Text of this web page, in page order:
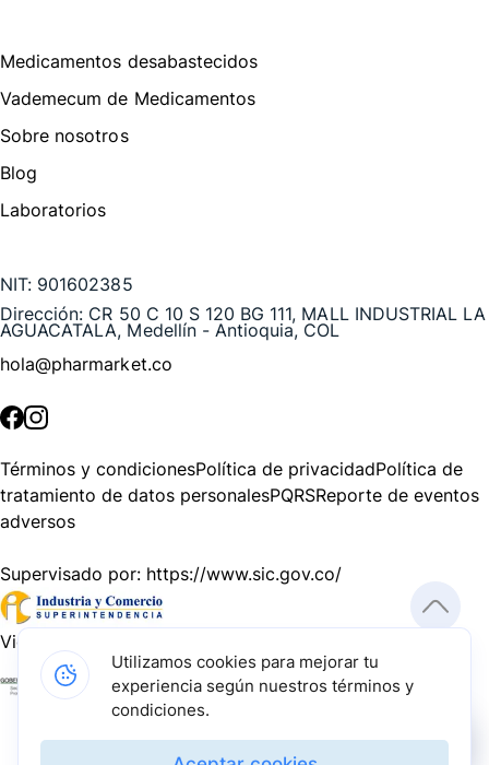
Medicamentos desabastecidos
Vademecum de Medicamentos
Sobre nosotros
Blog
Laboratorios
NIT: 901602385
Dirección: CR 50 C 10 S 120 BG 111, MALL INDUSTRIAL LA
AGUACATALA, Medellín - Antioquia, COL
hola@pharmarket.co
Términos y condicionesPolítica de privacidadPolítica de
tratamiento de datos personalesPQRSReporte de eventos
adversos
Supervisado por: https://www.sic.gov.co/
Vigilado por:
Gracias a nuestros impulsadores, podemos presentarte la
solución tecnológica más avanzada para resolver los
Utilizamos cookies para mejorar tu
experiencia según nuestros términos y
condiciones.